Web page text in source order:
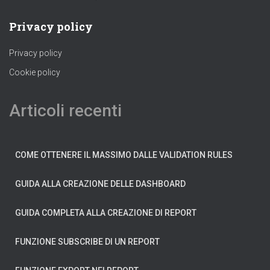
Privacy policy
Privacy policy
Cookie policy
Articoli recenti
COME OTTENERE IL MASSIMO DALLE VALIDATION RULES
GUIDA ALLA CREAZIONE DELLE DASHBOARD
GUIDA COMPLETA ALLA CREAZIONE DI REPORT
FUNZIONE SUBSCRIBE DI UN REPORT